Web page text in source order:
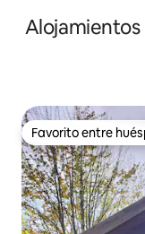
Alojamientos
Favorito entre
Favorito entre